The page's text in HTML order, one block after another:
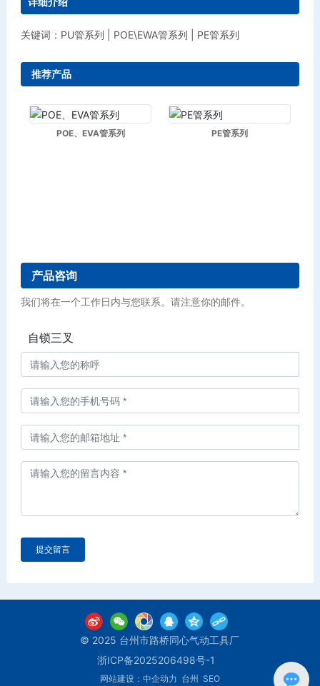
关键词：PU管系列 | POE\EWA管系列 | PE管系列
推荐产品
POE、EVA管系列 PE管系列
产品咨询
我们将在一个工作日内与您联系。请注意你的邮件。
自锁三叉
提交留言
© 2025 台州市路桥同心气动工具厂
浙ICP备2025206498号-1
网站建设：中企动力 台州 SEO